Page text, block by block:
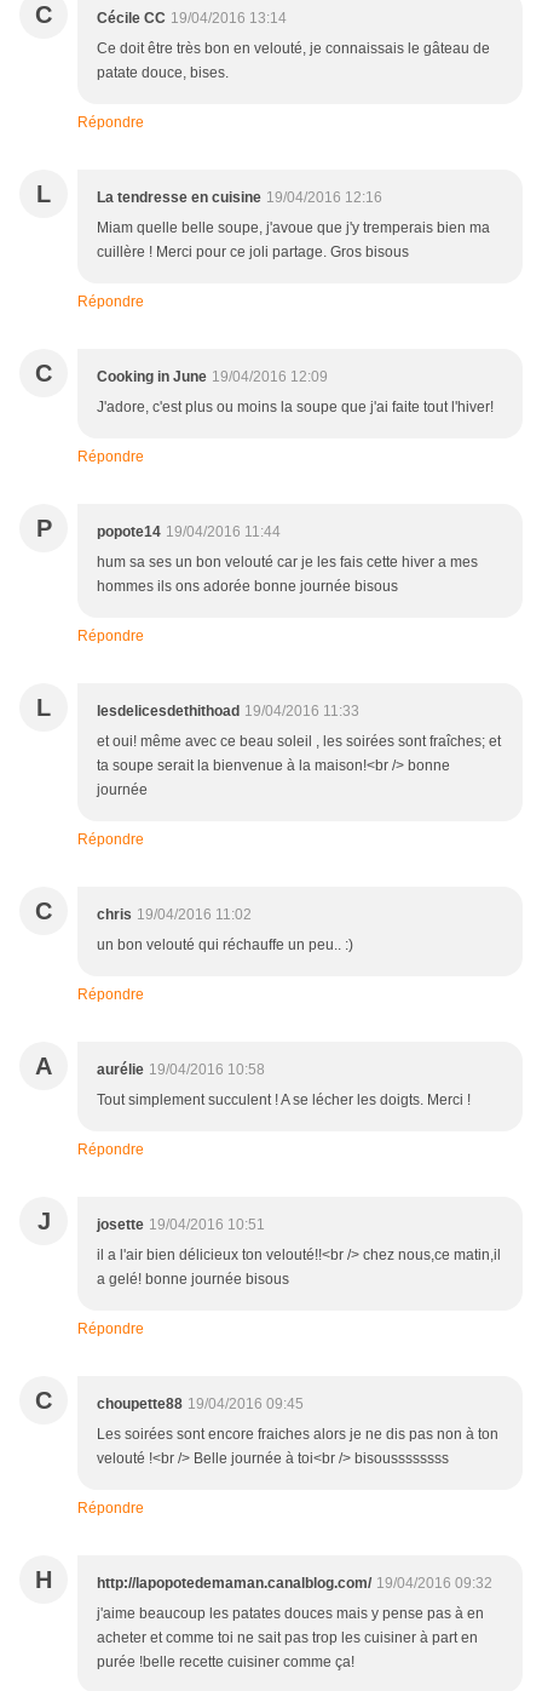
C Cécile CC 19/04/2016 13:14
Ce doit être très bon en velouté, je connaissais le gâteau de
patate douce, bises.
Répondre
L La tendresse en cuisine 19/04/2016 12:16
Miam quelle belle soupe, j'avoue que j'y tremperais bien ma
cuillère ! Merci pour ce joli partage. Gros bisous
Répondre
C Cooking in June 19/04/2016 12:09
J'adore, c'est plus ou moins la soupe que j'ai faite tout l'hiver!
Répondre
P popote14 19/04/2016 11:44
hum sa ses un bon velouté car je les fais cette hiver a mes
hommes ils ons adorée bonne journée bisous
Répondre
L lesdelicesdethithoad 19/04/2016 11:33
et oui! même avec ce beau soleil , les soirées sont fraîches; et
ta soupe serait la bienvenue à la maison!<br /> bonne
journée
Répondre
C chris 19/04/2016 11:02
un bon velouté qui réchauffe un peu.. :)
Répondre
A aurélie 19/04/2016 10:58
Tout simplement succulent ! A se lécher les doigts. Merci !
Répondre
J josette 19/04/2016 10:51
il a l'air bien délicieux ton velouté!!<br /> chez nous,ce matin,il
a gelé! bonne journée bisous
Répondre
C choupette88 19/04/2016 09:45
Les soirées sont encore fraiches alors je ne dis pas non à ton
velouté !<br /> Belle journée à toi<br /> bisoussssssss
Répondre
H http://lapopotedemaman.canalblog.com/ 19/04/2016 09:32
j'aime beaucoup les patates douces mais y pense pas à en
acheter et comme toi ne sait pas trop les cuisiner à part en
purée !belle recette cuisiner comme ça!